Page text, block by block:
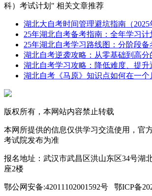
科）考试计划" 相关文章推荐
湖北大自考时间管理避坑指南（2025
25年湖北自考备考指南：全年学习
25年湖北自考学习路线图：分阶段备
湖北自考逆袭攻略：从零基础到高分
湖北自考学习攻略：降低难度、提升
湖北自考《马原》知识点如何在一个
版权所有，本网站内容禁止转载
本网所提供的信息仅供学习交流使用，官
考试院发布为准
报名地址：武汉市武昌区洪山东区34号湖
座2楼
鄂公网安备:42011102001592号 鄂ICP备